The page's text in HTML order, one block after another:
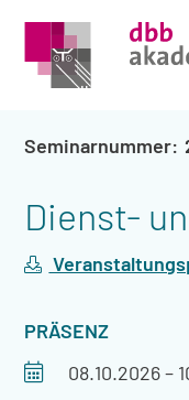
Dienst-
PRÄSENZ
08.10.2026–